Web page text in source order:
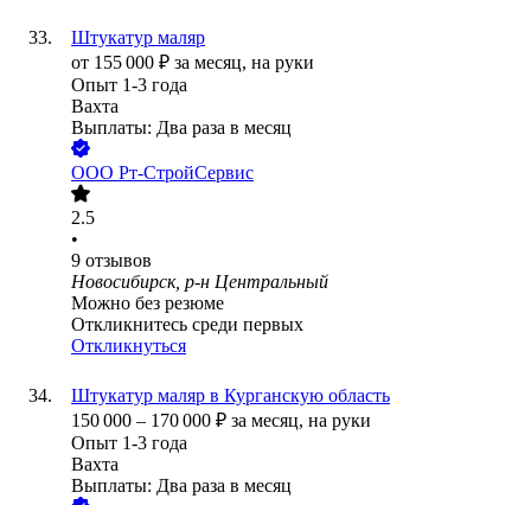
Штукатур маляр
от 155 000 ₽ за месяц, на руки
Опыт 1-3 года
Вахта
Выплаты: Два раза в месяц
ООО Рт-СтройСервис
2.5
•
9 отзывов
Новосибирск, р-н Центральный
Можно без резюме
Откликнитесь среди первых
Откликнуться
Штукатур маляр в Курганскую область
150 000 – 170 000 ₽ за месяц, на руки
Опыт 1-3 года
Вахта
Выплаты: Два раза в месяц